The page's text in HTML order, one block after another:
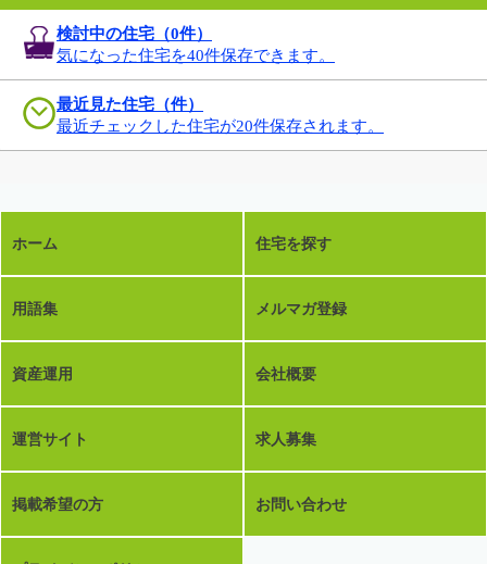
検討中の住宅（0件）
気になった住宅を40件保存できます。
最近見た住宅（件）
最近チェックした住宅が20件保存されます。
ホーム 住宅を探す
用語集 メルマガ登録
資産運用 会社概要
運営サイト 求人募集
掲載希望の方 お問い合わせ